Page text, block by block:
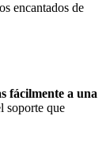
encantados de
fácilmente a una
soporte que